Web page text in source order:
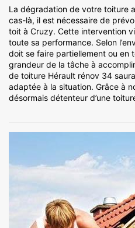
La dégradation de votre toiture
cas-là, il est nécessaire de
toit à Cruzy. Cette intervention
toute sa performance. Selon
doit se faire partiellement ou en
grandeur de la tâche à
de toiture Hérault rénov 34
adaptée à la situation. Grâce à
désormais détenteur d’une